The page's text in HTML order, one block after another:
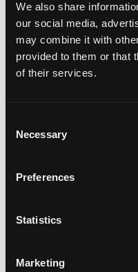
We also share
our social media,
may combine it with
provided to them or that
of their services.
Selection
Necessary
Preferences
Statistics
Marketing
Usando 2 mangos
una tabla para
y retira la piel.
Usando una
This video is